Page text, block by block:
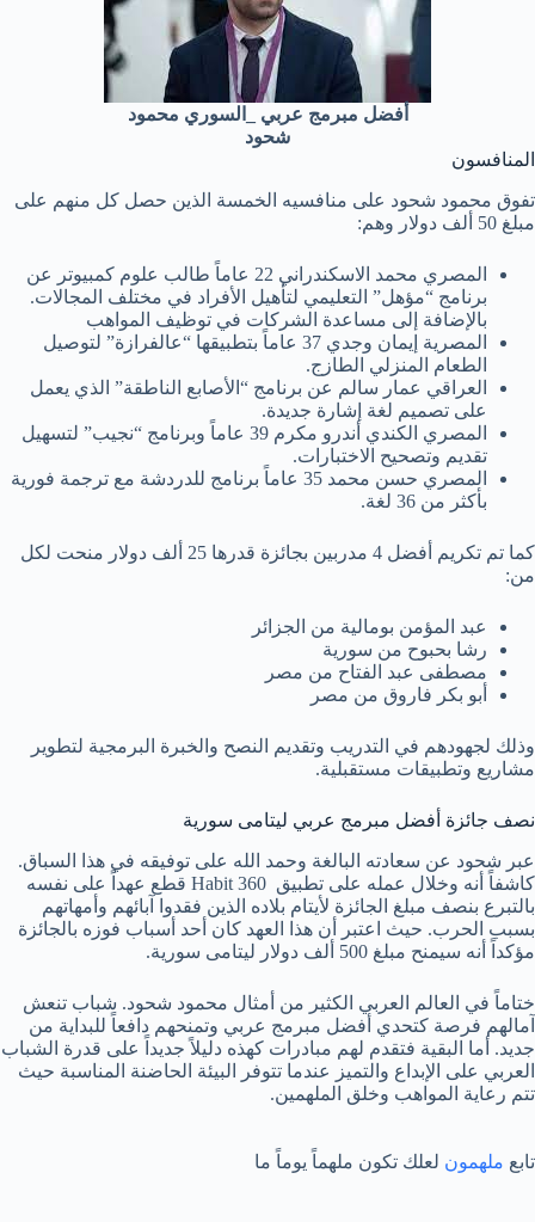
أفضل مبرمج عربي _السوري محمود
شحود
المنافسون
تفوق محمود شحود على منافسيه الخمسة الذين حصل كل منهم على
مبلغ 50 ألف دولار وهم:
المصري محمد الاسكندراني 22 عاماً طالب علوم كمبيوتر عن
برنامج “مؤهل” التعليمي لتأهيل الأفراد في مختلف المجالات.
بالإضافة إلى مساعدة الشركات في توظيف المواهب
المصرية إيمان وجدي 37 عاماً بتطبيقها “عالفرازة” لتوصيل
الطعام المنزلي الطازج.
العراقي عمار سالم عن برنامج “الأصابع الناطقة” الذي يعمل
على تصميم لغة إشارة جديدة.
المصري الكندي أندرو مكرم 39 عاماً وبرنامج “نجيب” لتسهيل
تقديم وتصحيح الاختبارات.
المصري حسن محمد 35 عاماً برنامج للدردشة مع ترجمة فورية
بأكثر من 36 لغة.
كما تم تكريم أفضل 4 مدربين بجائزة قدرها 25 ألف دولار منحت لكل
من:
عبد المؤمن بومالية من الجزائر
رشا بحبوح من سورية
مصطفى عبد الفتاح من مصر
أبو بكر فاروق من مصر
وذلك لجهودهم في التدريب وتقديم النصح والخبرة البرمجية لتطوير
مشاريع وتطبيقات مستقبلية.
نصف جائزة أفضل مبرمج عربي ليتامى سورية
عبر شحود عن سعادته البالغة وحمد الله على توفيقه في هذا السباق.
كاشفاً أنه وخلال عمله على تطبيق Habit 360 قطع عهداً على نفسه
بالتبرع بنصف مبلغ الجائزة لأيتام بلاده الذين فقدوا آبائهم وأمهاتهم
بسبب الحرب. حيث اعتبر أن هذا العهد كان أحد أسباب فوزه بالجائزة
مؤكداً أنه سيمنح مبلغ 500 ألف دولار ليتامى سورية.
ختاماً في العالم العربي الكثير من أمثال محمود شحود. شباب تنعش
آمالهم فرصة كتحدي أفضل مبرمج عربي وتمنحهم دافعاً للبداية من
جديد. أما البقية فتقدم لهم مبادرات كهذه دليلاً جديداً على قدرة الشباب
العربي على الإبداع والتميز عندما تتوفر البيئة الحاضنة المناسبة حيث
تتم رعاية المواهب وخلق الملهمين.
تابع ملهمون لعلك تكون ملهماً يوماً ما